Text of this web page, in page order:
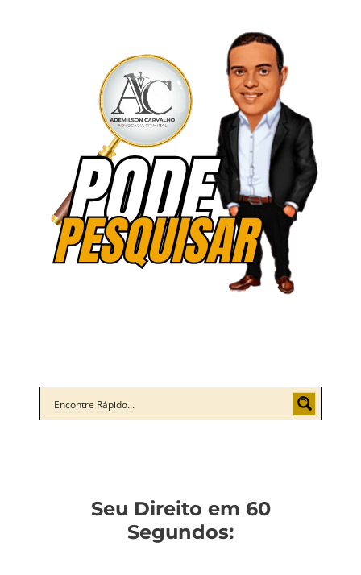
Seu Direito em 60
Segundos: